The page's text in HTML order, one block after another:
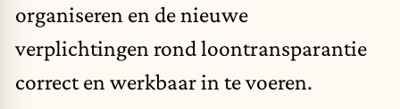
organiseren en de nieuwe
verplichtingen rond loontransparantie
correct en werkbaar in te voeren.